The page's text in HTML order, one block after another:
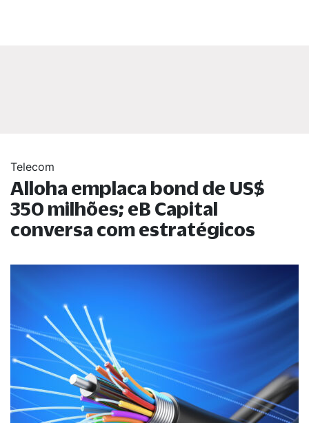
Telecom
Alloha emplaca bond de US$
350 milhões; eB Capital
conversa com estratégicos